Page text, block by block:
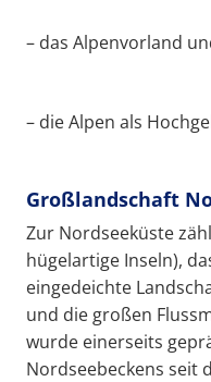
– das Alpenvorland
– die Alpen als
Großlandschaft
Zur Nordseeküste
hügelartige Inseln),
eingedeichte
und die großen
wurde einerseits
Nordseebeckens seit